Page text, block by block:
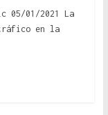
05/01/2021 La
en la